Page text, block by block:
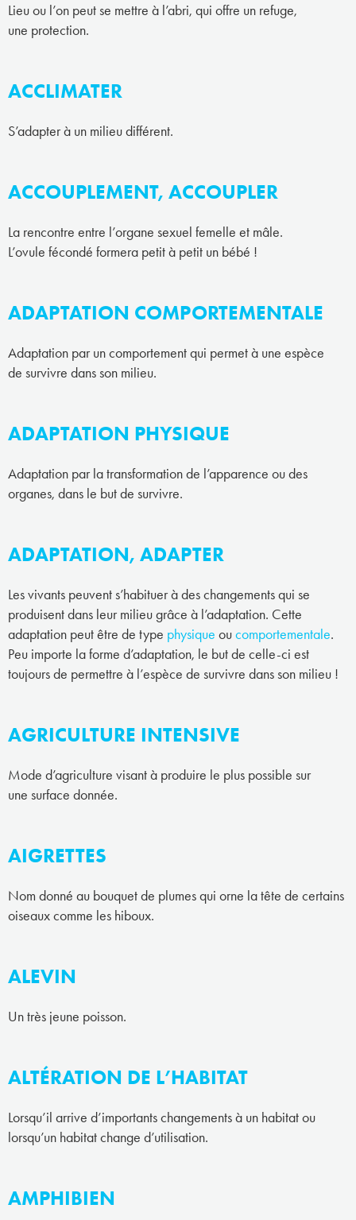
Lieu ou l’on peut se mettre à l’abri, qui offre un refuge,
une protection.
ACCLIMATER
S’adapter à un milieu différent.
ACCOUPLEMENT, ACCOUPLER
La rencontre entre l’organe sexuel femelle et mâle.
L’ovule fécondé formera petit à petit un bébé !
ADAPTATION COMPORTEMENTALE
Adaptation par un comportement qui permet à une espèce
de survivre dans son milieu.
ADAPTATION PHYSIQUE
Adaptation par la transformation de l’apparence ou des
organes, dans le but de survivre.
ADAPTATION, ADAPTER
Les vivants peuvent s’habituer à des changements qui se
produisent dans leur milieu grâce à l’adaptation. Cette
adaptation peut être de type physique oucomportementale.
Peu importe la forme d’adaptation, le but de celle-ci est
toujours de permettre à l’espèce de survivre dans son milieu !
AGRICULTURE INTENSIVE
Mode d’agriculture visant à produire le plus possible sur
une surface donnée.
AIGRETTES
Nom donné au bouquet de plumes qui orne la tête de certains
oiseaux comme les hiboux.
ALEVIN
Un très jeune poisson.
ALTÉRATION DE L’HABITAT
Lorsqu’il arrive d’importants changements à un habitat ou
lorsqu’un habitat change d’utilisation.
AMPHIBIEN